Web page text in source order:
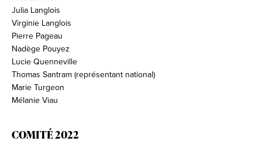
Julia Langlois
Virginie Langlois
Pierre Pageau
Nadège Pouyez
Lucie Quenneville
Thomas Santram (représentant national)
Marie Turgeon
Mélanie Viau
COMITÉ 2022